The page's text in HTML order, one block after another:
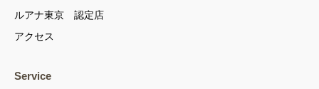
ルアナ東京 認定店
アクセス
Service